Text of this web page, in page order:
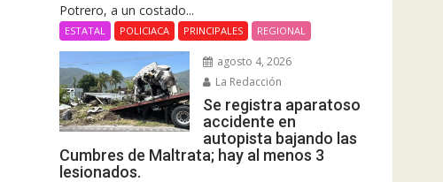
Potrero, a un costado...
ESTATAL POLICIACA PRINCIPALES REGIONAL
agosto 4, 2026
La Redacción
Se registra aparatoso
accidente en
autopista bajando las
Cumbres de Maltrata; hay al menos 3
lesionados.